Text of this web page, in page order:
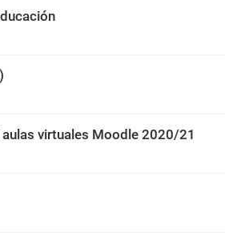
virtuales Moodle 2020/21